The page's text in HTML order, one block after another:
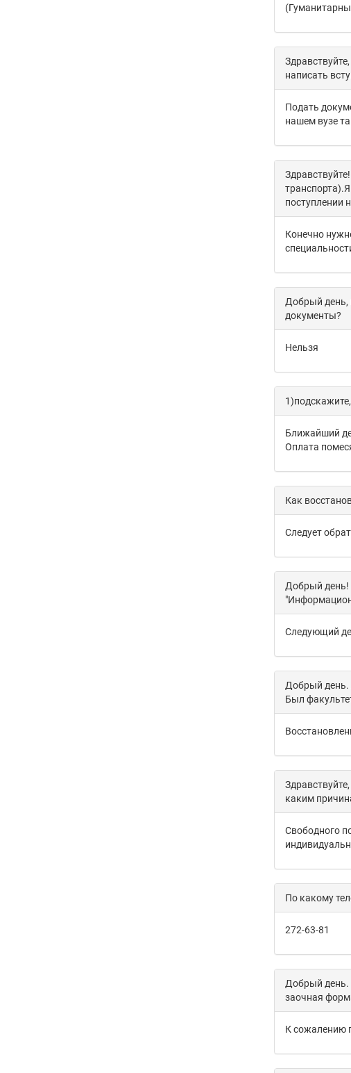
написать
Подать
нашем вузе
поступлении
Конечно
Добрый день,
документы?
Нельзя
Ближайший
Оплата
Как
Следует
Добрый день!
Следующий
Добрый день.
Был
каким
Свободного
По какому
272-63-81
Добрый день.
заочная
К сожалению